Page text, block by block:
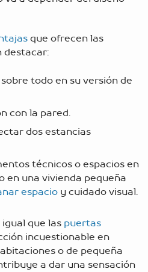
que ofrecen las
destacar:
todo en su versión de
con la pared.
dos estancias
técnicos o espacios en
en una vivienda pequeña
espacio y cuidado visual.
que las puertas
incuestionable en
o de pequeña
a dar una sensación